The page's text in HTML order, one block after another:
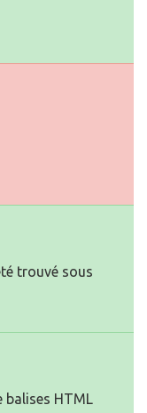
trouvé sous
balises HTML